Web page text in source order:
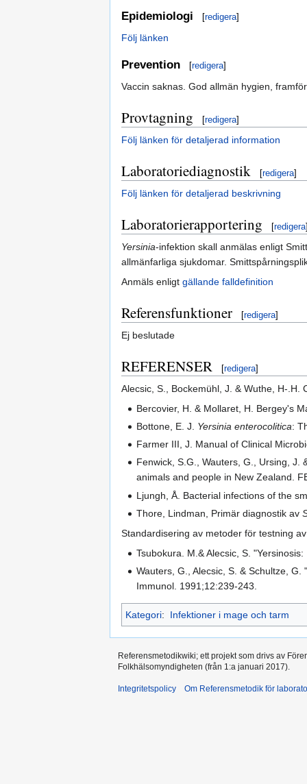
Epidemiologi [redigera]
Följ länken
Prevention [redigera]
Vaccin saknas. God allmän hygien,
Provtagning [redigera]
Följ länken för detaljerad information
Laboratoriediagnostik [redigera]
Följ länken för detaljerad beskrivning
Laboratorierapportering [redigera
Yersinia-infektion skall anmälas enligt
allmänfarliga sjukdomar.
Anmäls enligt gällande falldefinition
Referensfunktioner [redigera]
Ej beslutade
REFERENSER [redigera]
Alecsic, S., Bockemühl, J. & Wuthe, H-
Bercovier, H. & Mollaret, H. Bergey's
Bottone, E. J. Yersinia enterocolitica:
Farmer III, J. Manual of Clinical
Fenwick, S.G., Wauters, G., Ursing, J.
animals and people in New Zealand.
Ljungh, Å. Bacterial infections of the
Thore, Lindman, Primär diagnostik av
Standardisering av metoder för testning
Tsubokura. M.& Alecsic, S.
Wauters, G., Alecsic, S. & Schultze,
Immunol. 1991;12:239-243.
Kategori: Infektioner i mage och tarm
Referensmetodikwiki; ett projekt som drivs av
Folkhälsomyndigheten (från 1:a januari 2017).
Integritetspolicy Om Referensmetodik för